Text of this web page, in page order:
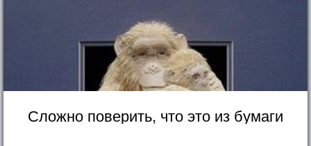
Сложно поверить, что это из бумаги